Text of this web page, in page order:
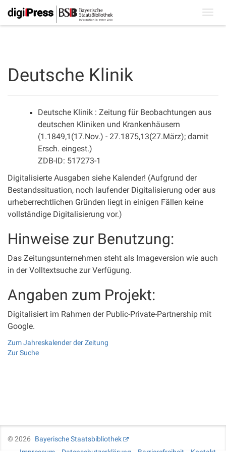
Deutsche Klinik
Deutsche Klinik : Zeitung für Beobachtungen aus
deutschen Kliniken und Krankenhäusern
(1.1849,1(17.Nov.) - 27.1875,13(27.März); damit
Ersch. eingest.)
ZDB-ID: 517273-1
Digitalisierte Ausgaben siehe Kalender! (Aufgrund der
Bestandssituation, noch laufender Digitalisierung oder aus
urheberrechtlichen Gründen liegt in einigen Fällen keine
vollständige Digitalisierung vor.)
Hinweise zur Benutzung:
Das Zeitungsunternehmen steht als Imageversion wie auch
in der Volltextsuche zur Verfügung.
Angaben zum Projekt:
Digitalisiert im Rahmen der Public-Private-Partnership mit
Google.
Zum Jahreskalender der Zeitung
Zur Suche
©2026
Bayerische Staatsbibliothek